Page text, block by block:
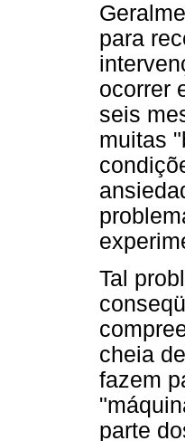
para
ocorrer
seis
muitas
Tal
cheia
fazem
parte